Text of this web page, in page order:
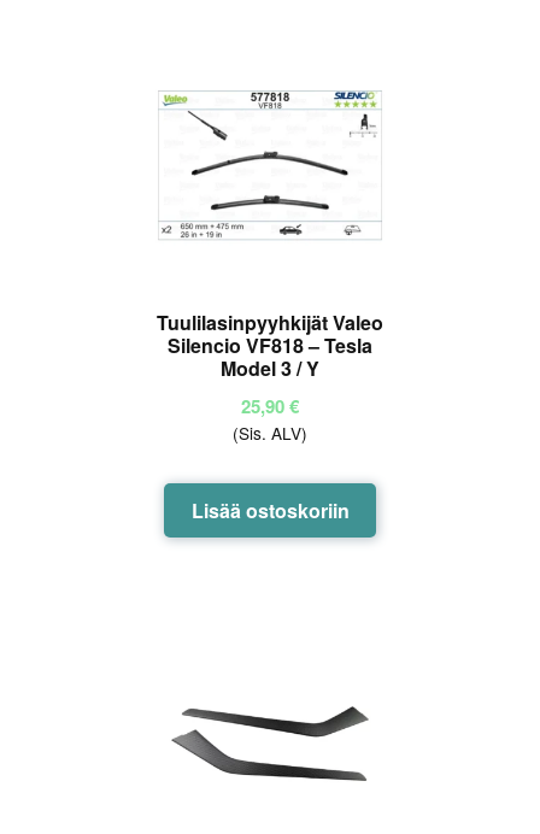
Tuulilasinpyyhkijät Valeo
Silencio VF818 – Tesla
Model 3 / Y
25,90€
(Sis. ALV)
Lisää ostoskoriin